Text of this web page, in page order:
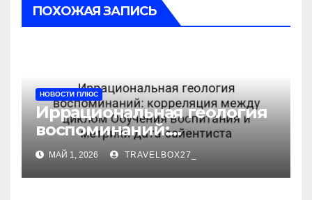
ПОХОЖАЯ ЗАПИСЬ
НОВОСТИ ПЛЮС
Иррациональная геология
воспоминаний:
корреляция между циклом
Обучения воспитания и
метрики дата-сайентиста
МАЙ 1, 2026 TRAVELBOX27_